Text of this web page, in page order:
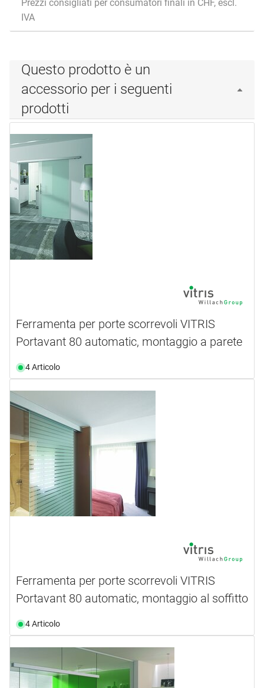
Prezzi consigliati per consumatori finali in CHF, escl.
IVA
Questo prodotto è un
accessorio per i seguenti
prodotti
Ferramenta per porte scorrevoli VITRIS
Portavant 80 automatic, montaggio a parete
4 Articolo
Ferramenta per porte scorrevoli VITRIS
Portavant 80 automatic, montaggio al soffitto
4 Articolo